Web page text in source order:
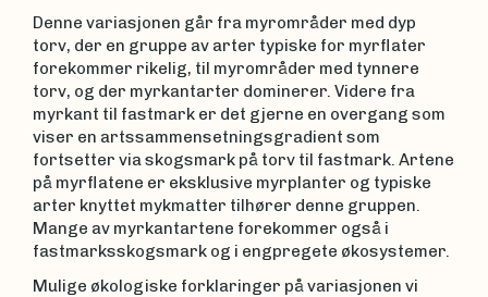
Denne variasjonen går fra myrområder med dyp
torv, der en gruppe av arter typiske for myrflater
forekommer rikelig, til myrområder med tynnere
torv, og der myrkantarter dominerer. Videre fra
myrkant til fastmark er det gjerne en overgang som
viser en artssammensetningsgradient som
fortsetter via skogsmark på torv til fastmark. Artene
på myrflatene er eksklusive myrplanter og typiske
arter knyttet mykmatter tilhører denne gruppen.
Mange av myrkantartene forekommer også i
fastmarksskogsmark og i engpregete økosystemer.
Mulige økologiske forklaringer på variasjonen vi